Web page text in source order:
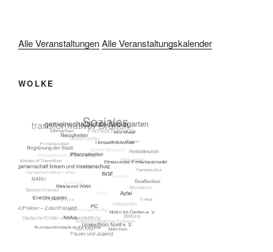
Alle VeranstaltungenAlle Veranstaltungskalender
WOLKE